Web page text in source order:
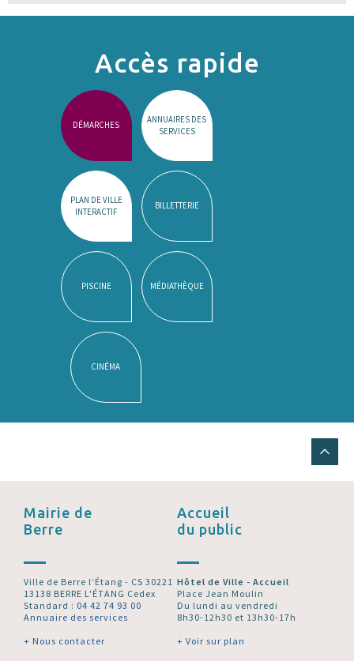
Accès rapide
DÉMARCHES
ANNUAIRES DES
SERVICES
PLAN DE VILLE
INTERACTIF
BILLETTERIE
PISCINE MÉDIATHÈQUE
CINÉMA
Mairie de
Berre
Ville de Berre l’Étang - CS 30221
13138 BERRE L'ÉTANG Cedex
Standard : 04 42 74 93 00
Annuaire des services
+ Nous contacter
Accueil
du public
Hôtel de Ville - Accueil
Place Jean Moulin
Du lundi au vendredi
8h30-12h30 et 13h30-17h
+ Voir sur plan